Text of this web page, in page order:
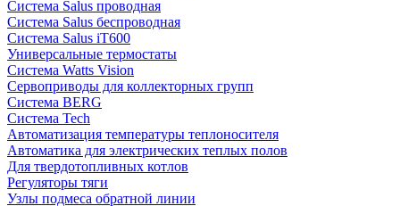
Система Salus проводная
Система Salus беспроводная
Система Salus iT600
Универсальные термостаты
Система Watts Vision
Сервоприводы для коллекторных групп
Система BERG
Система Tech
Автоматизация температуры теплоносителя
Автоматика для электрических теплых полов
Для твердотопливных котлов
Регуляторы тяги
Узлы подмеса обратной линии